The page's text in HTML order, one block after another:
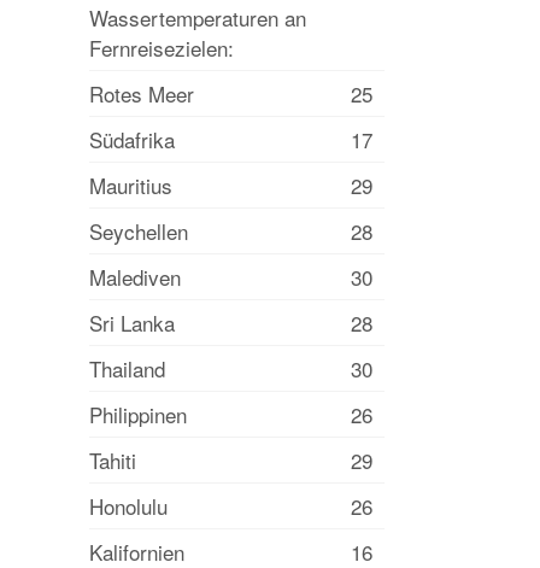
Wassertemperaturen an
Fernreisezielen:
Rotes Meer
25
Südafrika
17
Mauritius
29
Seychellen
28
Malediven
30
Sri Lanka
28
Thailand
30
Philippinen
26
Tahiti
29
Honolulu
26
Kalifornien
16